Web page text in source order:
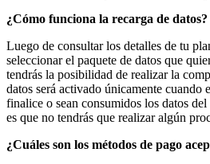
¿Cómo funciona la recarga de datos?
Luego de consultar los detalles de tu
seleccionar el paquete de datos que
tendrás la posibilidad de realizar la
datos será activado únicamente cuando
finalice o sean consumidos los datos
es que no tendrás que realizar algún
¿Cuáles son los métodos de pago